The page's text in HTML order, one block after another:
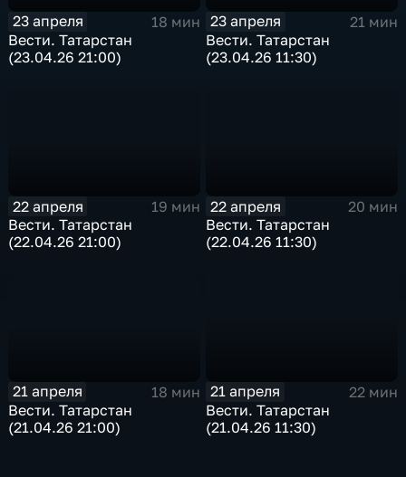
23 апреля
18 мин
Вести. Татарстан
(23.04.26 21:00)
23 апреля
21 мин
Вести. Татарстан
(23.04.26 11:30)
22 апреля
19 мин
Вести. Татарстан
(22.04.26 21:00)
22 апреля
20 мин
Вести. Татарстан
(22.04.26 11:30)
21 апреля
18 мин
Вести. Татарстан
(21.04.26 21:00)
21 апреля
22 мин
Вести. Татарстан
(21.04.26 11:30)